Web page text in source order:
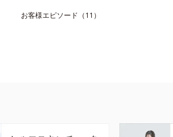
お客様エピソード（11）